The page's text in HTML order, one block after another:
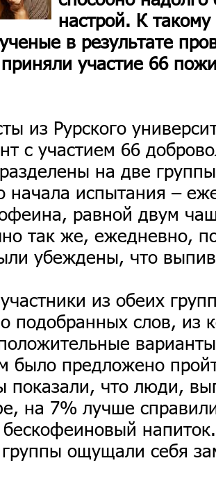
настрой. К
в результате
участие 66
из Рурского
с участием 66
на две
начала испытания –
равной двум
так же, ежедневно,
убеждены, что
из обеих
подобранных слов, из
было предложено
показали, что люди,
на 7% лучше
ощущали себя